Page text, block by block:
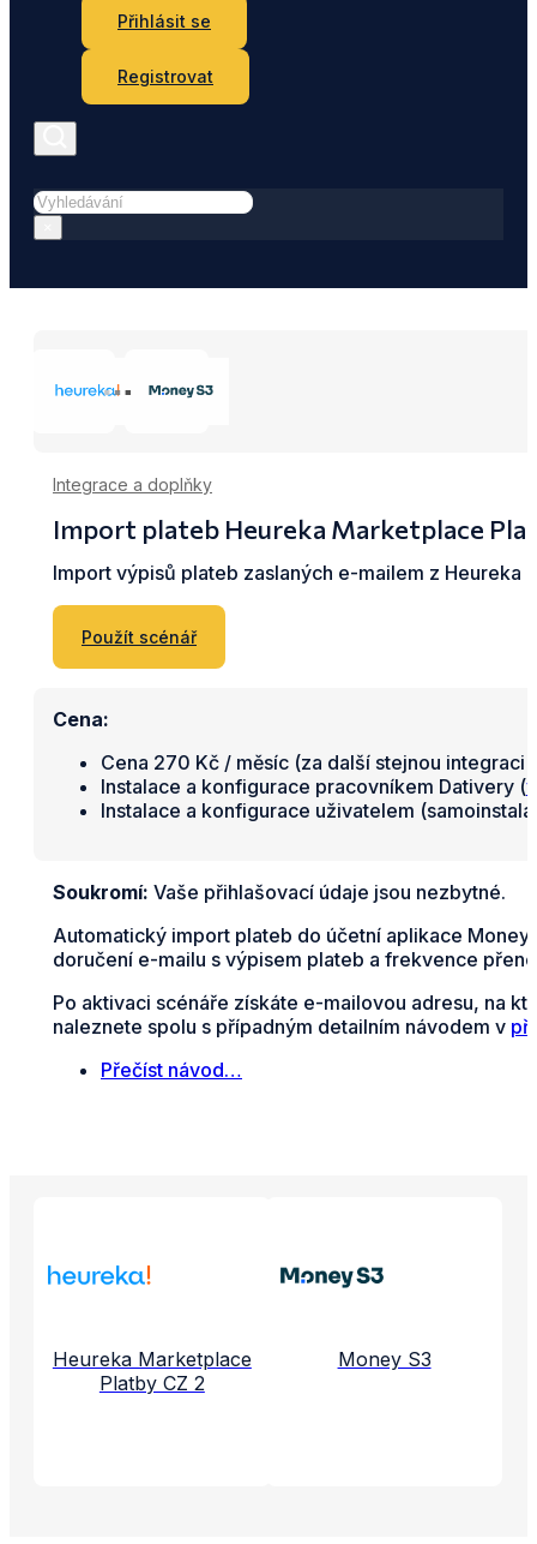
Přihlásit se
Registrovat
Hledat
Integrace a doplňky
Import plateb Heureka Marketplace
Import výpisů plateb zaslaných e-mailem z Heureka
Použít scénář
Cena:
Cena 270 Kč / měsíc (za další stejnou integraci
Instalace a konfigurace pracovníkem Dativery (
Instalace a konfigurace uživatelem
Soukromí: Vaše přihlašovací údaje jsou nezbytné.
Automatický import plateb do účetní aplikace
doručení e-mailu s výpisem plateb a frekvence
Po aktivaci scénáře získáte e-mailovou adresu, na
naleznete spolu s případným detailním návodem v
Přečíst návod…
Heureka Marketplace
Platby CZ 2
Money S3